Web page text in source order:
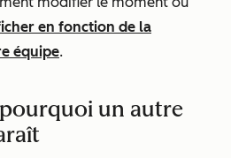
en fonction de la
équipe.
un autre